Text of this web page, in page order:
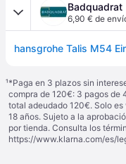
Badquadrat
6,90 € de
¹*Paga en 3 plazos sin
compra de 120€: 3 pagos de
total adeudado 120€. Solo
18 años. Sujeto a la
por tienda. Consulta los
https://www.klarna.com/es/